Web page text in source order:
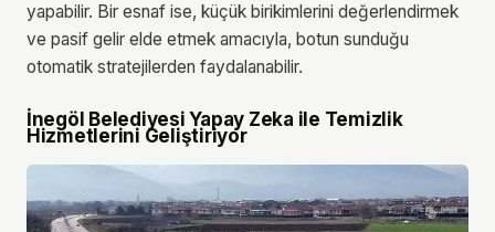
yapabilir. Bir esnaf ise, küçük birikimlerini değerlendirmek
ve pasif gelir elde etmek amacıyla, botun sunduğu
otomatik stratejilerden faydalanabilir.
İnegöl Belediyesi Yapay Zeka ile Temizlik
Hizmetlerini Geliştiriyor